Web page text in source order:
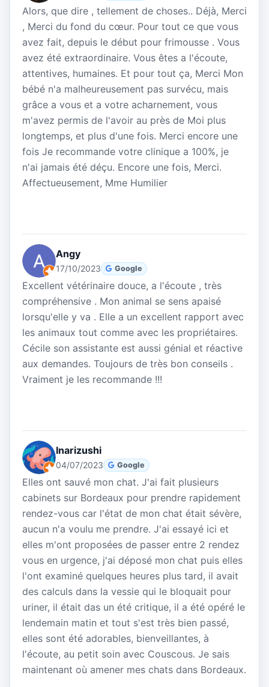
Alors, que dire , tellement de choses.. Déjà, Merci
, Merci du fond du cœur. Pour tout ce que vous
avez fait, depuis le début pour frimousse . Vous
avez été extraordinaire. Vous êtes a l'écoute,
attentives, humaines. Et pour tout ça, Merci Mon
bébé n'a malheureusement pas survécu, mais
grâce a vous et a votre acharnement, vous
m'avez permis de l'avoir au près de Moi plus
longtemps, et plus d'une fois. Merci encore une
fois Je recommande votre clinique a 100%, je
n'ai jamais été déçu. Encore une fois, Merci.
Affectueusement, Mme Humilier
Angy
17/10/2023 Google
Excellent vétérinaire douce, a l'écoute , très
compréhensive . Mon animal se sens apaisé
lorsqu'elle y va . Elle a un excellent rapport avec
les animaux tout comme avec les propriétaires.
Cécile son assistante est aussi génial et réactive
aux demandes. Toujours de très bon conseils .
Vraiment je les recommande !!!
Inarizushi
04/07/2023 Google
Elles ont sauvé mon chat. J'ai fait plusieurs
cabinets sur Bordeaux pour prendre rapidement
rendez-vous car l'état de mon chat était sévère,
aucun n'a voulu me prendre. J'ai essayé ici et
elles m'ont proposées de passer entre 2 rendez
vous en urgence, j'ai déposé mon chat puis elles
l'ont examiné quelques heures plus tard, il avait
des calculs dans la vessie qui le bloquait pour
uriner, il était das un été critique, il a été opéré le
lendemain matin et tout s'est très bien passé,
elles sont été adorables, bienveillantes, à
l'écoute, au petit soin avec Couscous. Je sais
maintenant où amener mes chats dans Bordeaux.